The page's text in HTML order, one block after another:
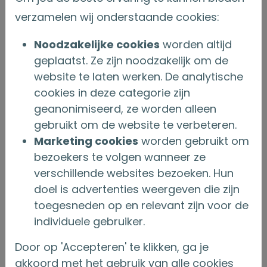
wordt, verandert vaak je kijk op risico. Veel
voorspelbaarheid, zeker als hun pensioen
dichterbij komt.
Binnen een bredere vermogens- of
pensioenopbouw kan een gegarandeerd
product zorgen voor meer balans door een
deel van het vermogen onder te brengen in
een oplossing die zekerheid en
voorspelbaarheid biedt om zo het totale risico
te spreiden.
Belangrijk om te weten
verzamelen wij onderstaande cookies:
Noodzakelijke cookies worden altijd
geplaatst. Ze zijn noodzakelijk om de
website te laten werken. De analytische
cookies in deze categorie zijn
geanonimiseerd, ze worden alleen
gebruikt om de website te verbeteren.
Marketing cookies worden gebruikt om
bezoekers te volgen wanneer ze
verschillende websites bezoeken. Hun
doel is advertenties weergeven die zijn
toegesneden op en relevant zijn voor de
individuele gebruiker.
Door op 'Accepteren' te klikken, ga je
akkoord met het gebruik van alle cookies